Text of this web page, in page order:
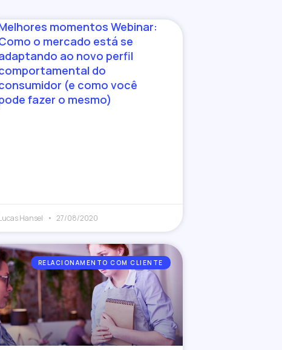
momentos Webinar:
o mercado está se
ao novo perfil
do
(e como você
fazer o mesmo)
Hansel 27/08/2020
RELACIONAMENTO COM CLIENTE